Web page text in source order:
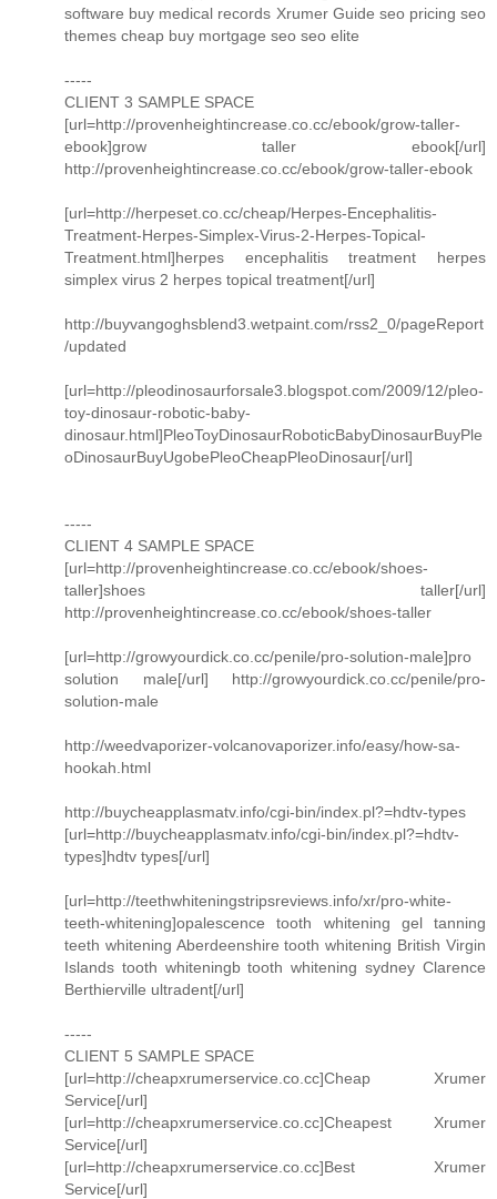
software buy medical records Xrumer Guide seo pricing seo
themes cheap buy mortgage seo seo elite
-----
CLIENT 3 SAMPLE SPACE
[url=http://provenheightincrease.co.cc/ebook/grow-taller-
ebook]grow taller ebook[/url]
http://provenheightincrease.co.cc/ebook/grow-taller-ebook
[url=http://herpeset.co.cc/cheap/Herpes-Encephalitis-
Treatment-Herpes-Simplex-Virus-2-Herpes-Topical-
Treatment.html]herpes encephalitis treatment herpes
simplex virus 2 herpes topical treatment[/url]
http://buyvangoghsblend3.wetpaint.com/rss2_0/pageReport
/updated
[url=http://pleodinosaurforsale3.blogspot.com/2009/12/pleo-
toy-dinosaur-robotic-baby-
dinosaur.html]PleoToyDinosaurRoboticBabyDinosaurBuyPle
oDinosaurBuyUgobePleoCheapPleoDinosaur[/url]
-----
CLIENT 4 SAMPLE SPACE
[url=http://provenheightincrease.co.cc/ebook/shoes-
taller]shoes taller[/url]
http://provenheightincrease.co.cc/ebook/shoes-taller
[url=http://growyourdick.co.cc/penile/pro-solution-male]pro
solution male[/url] http://growyourdick.co.cc/penile/pro-
solution-male
http://weedvaporizer-volcanovaporizer.info/easy/how-sa-
hookah.html
http://buycheapplasmatv.info/cgi-bin/index.pl?=hdtv-types
[url=http://buycheapplasmatv.info/cgi-bin/index.pl?=hdtv-
types]hdtv types[/url]
[url=http://teethwhiteningstripsreviews.info/xr/pro-white-
teeth-whitening]opalescence tooth whitening gel tanning
teeth whitening Aberdeenshire tooth whitening British Virgin
Islands tooth whiteningb tooth whitening sydney Clarence
Berthierville ultradent[/url]
-----
CLIENT 5 SAMPLE SPACE
[url=http://cheapxrumerservice.co.cc]Cheap Xrumer
Service[/url]
[url=http://cheapxrumerservice.co.cc]Cheapest Xrumer
Service[/url]
[url=http://cheapxrumerservice.co.cc]Best Xrumer
Service[/url]